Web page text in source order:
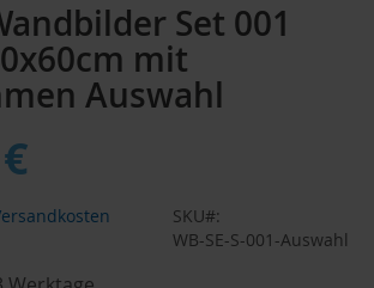
Set 001
mit
Auswahl
SKU
WB-SE-S-001-Auswahl